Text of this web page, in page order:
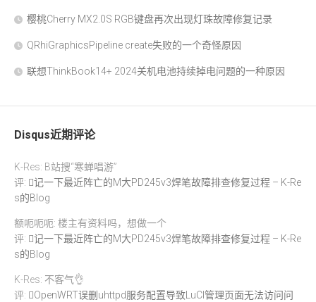
樱桃Cherry MX2.0S RGB键盘再次出现灯珠故障修复记录
QRhiGraphicsPipeline create失败的一个奇怪原因
联想ThinkBook14+ 2024关机电池持续掉电问题的一种原因
Disqus近期评论
K-Res: B站搜“寒蝉唱游”
评:
记一下最近阵亡的M大PD245v3焊笔故障排查修复过程 – K-Re
s的Blog
额呃呃呃: 楼主有资料吗，想做一个
评:
记一下最近阵亡的M大PD245v3焊笔故障排查修复过程 – K-Re
s的Blog
K-Res: 不客气👌
评:
OpenWRT误删uhttpd服务配置导致LuCI管理页面无法访问问